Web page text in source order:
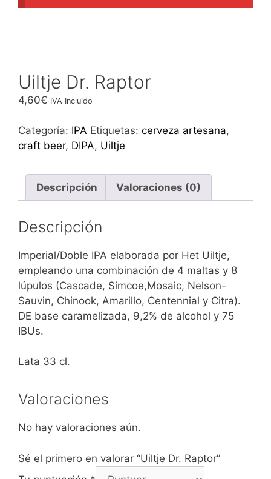
Uiltje Dr. Raptor
4,60€ IVA Incluido
Categoría: IPA Etiquetas: cerveza artesana,
craft beer, DIPA, Uiltje
Descripción Valoraciones (0)
Descripción
Imperial/Doble IPA elaborada por Het Uiltje,
empleando una combinación de 4 maltas y 8
lúpulos (Cascade, Simcoe,Mosaic, Nelson-
Sauvin, Chinook, Amarillo, Centennial y Citra).
DE base caramelizada, 9,2% de alcohol y 75
IBUs.
Lata 33 cl.
Valoraciones
No hay valoraciones aún.
Sé el primero en valorar “Uiltje Dr. Raptor”